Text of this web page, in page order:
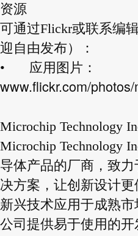
资源
可通过Flickr或联系编
迎自由发布）：
•
应用图片：
www.flickr.com/
Microchip Technology
Microchip Technology
导体产品的厂商，致
决方案，让创新设计
新兴技术应用于成熟市
公司提供易于使用的